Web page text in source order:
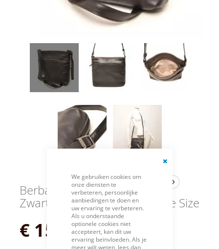
Cookie
Bar
We gebruiken cookies om
onze diensten te
verbeteren, persoonlijke
aanbiedingen te doen en
uw ervaring te verbeteren.
Als u onderstaande
optionele cookies niet
accepteert, kan dit uw
ervaring beïnvloeden. Als je
meer wilt weten, lees dan
Berba Tas Crossover
Zwart-Taupe 005-440-14-One Size
€ 154,95